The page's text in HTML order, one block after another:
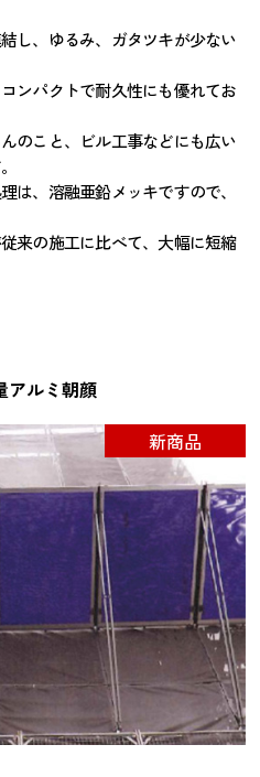
し、ゆるみ、ガタツキが少ない
ンパクトで耐久性にも優れてお
のこと、ビル工事などにも広い
は、溶融亜鉛メッキですので、
来の施工に比べて、大幅に短縮
ルミ朝顔
新商品